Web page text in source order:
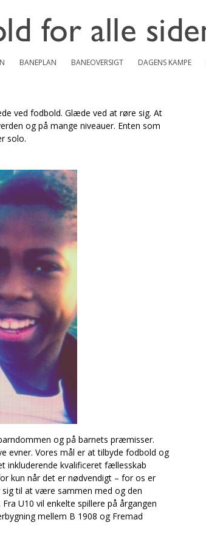
BANEPLAN BANEOVERSIGT DAGENS KAMPE
ved fodbold. Glæde ved at røre sig. At
og på mange niveauer. Enten som
solo.
og på barnets præmisser.
evner. Vores mål er at tilbyde fodbold og
inkluderende kvalificeret fællesskab
kun når det er nødvendigt – for os er
til at være sammen med og den
U10 vil enkelte spillere på årgangen
mellem B 1908 og Fremad